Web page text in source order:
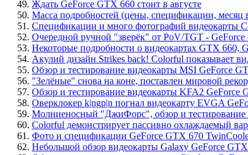
49. Ждать GeForce GTX 660 стоит в августе
50. Масса подробностей (цены, спецификации,
51. Спецификации и много фотографий видеокарты
52. Очередной ручной "зверёк" от PoV/TGT - GeForce
53. Некоторые подробности о видеокартах GTX 660,
54. Акулий дизайн Strikes back! Colorful показывает
55. Обзор и тестирование видеокарты MSI GeForce
56. "Зелёные" снова на коне, поставлен мировой
57. Обзор и тестирование видеокарты KFA2 GeForce
58. Оверклокер k|ngp|n погнал видеокарту EVGA
59. Молниеносный "ДжиФорс", обзор и
60. Colorful демонстрирует пассивно охлаждаемый
61. Фото и спецификации GeForce GTX 670
62. Небольшой обзор видеокарты Galaxy GeForce